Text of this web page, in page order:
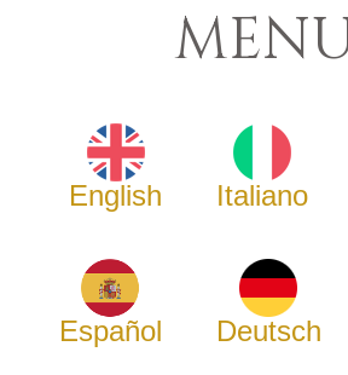
English Italiano
Español Deutsch